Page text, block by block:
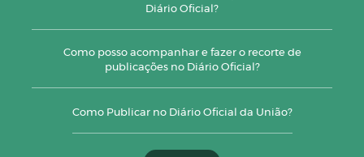
Diário Oficial?
Como posso acompanhar e fazer o recorte de
publicações no Diário Oficial?
Como Publicar no Diário Oficial da União?